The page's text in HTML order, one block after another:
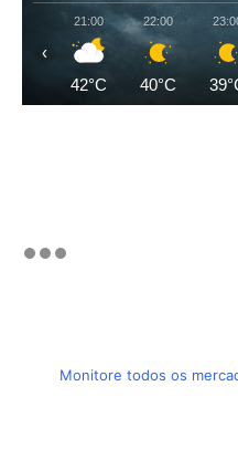
21:00
42°C
22:00
40°C
‹
Monitore todos os